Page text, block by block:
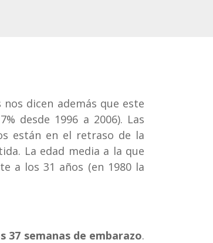
nos dicen además que este
desde 1996 a 2006). Las
están en el retraso de la
La edad media a la que
a los 31 años (en 1980 la
37 semanas de embarazo.